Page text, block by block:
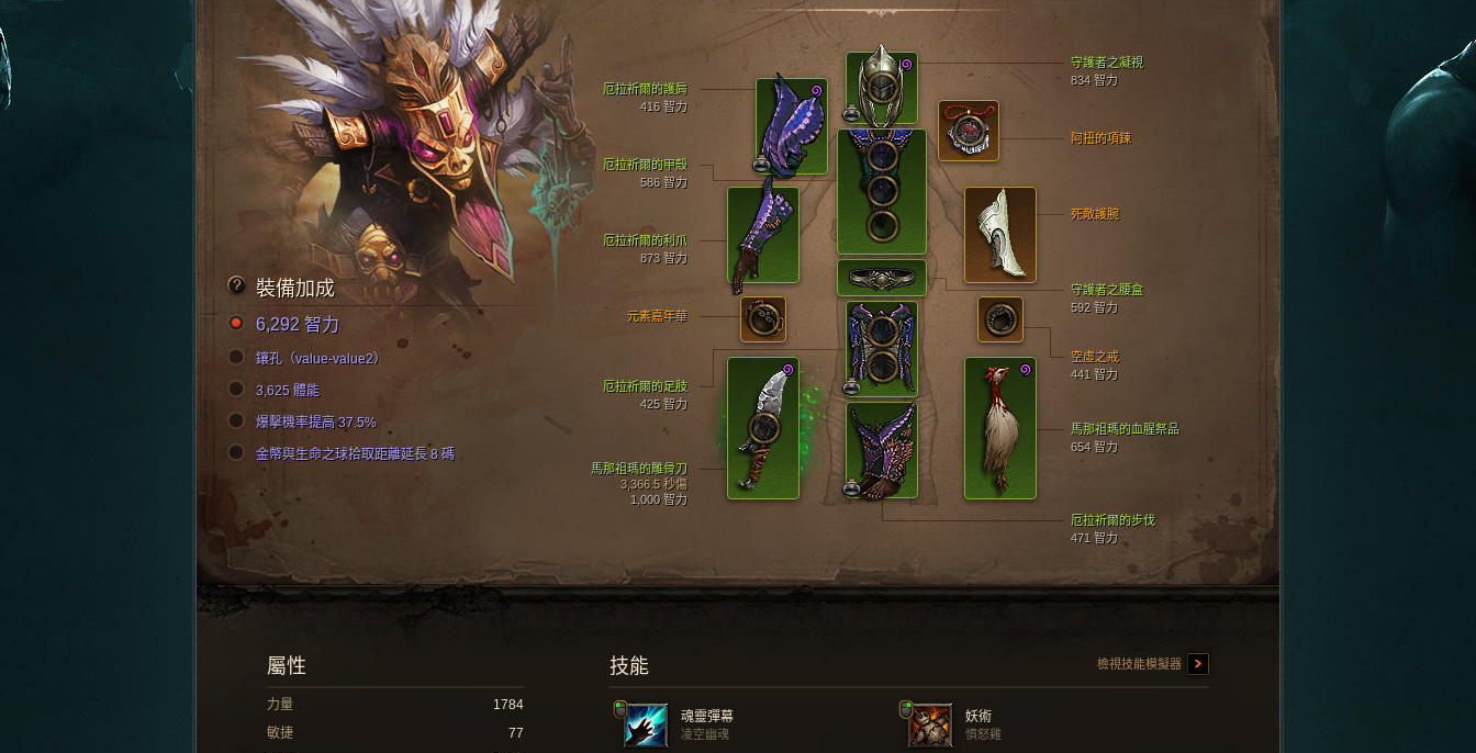
守護者之凝視
834 智力
厄拉祈爾的甲殼
586 智力
厄拉祈爾的步伐
471 智力
厄拉祈爾的利爪
873 智力
厄拉祈爾的護肩
416 智力
厄拉祈爾的足肢
425 智力
死敵護腕
馬那祖瑪的雕骨刀
3,366.5 秒傷
1,000 智力
馬那祖瑪的血腥祭品
654 智力
守護者之腰盒
592 智力
空虛之戒
441 智力
元素嘉年華
阿扭的項鍊
裝備加成
6,292 智力
鑲孔（value-value2）
3,625 體能
爆擊機率提高 37.5%
金幣與生命之球拾取距離延長 8 碼
技能 檢視技能模擬器
魂靈彈幕
凌空幽魂
妖術
憤怒雞
屬性
力量
1784
敏捷
77